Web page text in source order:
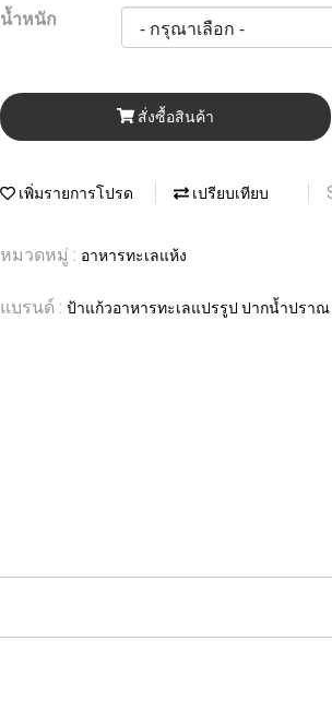
น้ำหนัก
สั่งซื้อสินค้า
เพิ่มรายการโปรด เปรียบเทียบ
หมวดหมู่ : อาหารทะเลแห้ง
แบรนด์ : ป้าแก้วอาหารทะเลแปรรูป ปากน้ำปราณ